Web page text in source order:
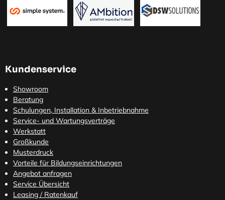
Kundenservice
Showroom
Beratung
Schulungen, Installation & Inbetriebnahme
Service- und Wartungsverträge
Werkstatt
Großkunde
Musterdruck
Vorteile für Bildungseinrichtungen
Angebot anfragen
Service Übersicht
Leasing / Ratenkauf